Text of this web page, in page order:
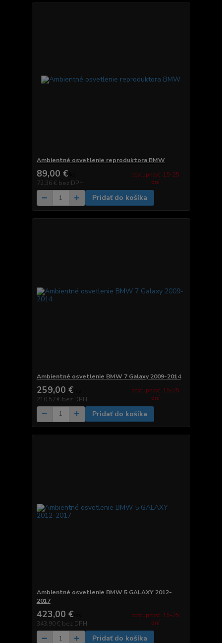
Ambientné osvetlenie reproduktora BMW
89,00 €
72,36 € bez DPH
dostupnosť: 15-25
dní
Pridať do košíka
Ambientné osvetlenie BMW 7 Galaxy 2009-2014
259,00 €
210,57 € bez DPH
dostupnosť: 15-25
dní
Pridať do košíka
Ambientné osvetlenie BMW 5 GALAXY 2012-
2017
423,00 €
343,90 € bez DPH
dostupnosť: 15-25
dní
Pridať do košíka